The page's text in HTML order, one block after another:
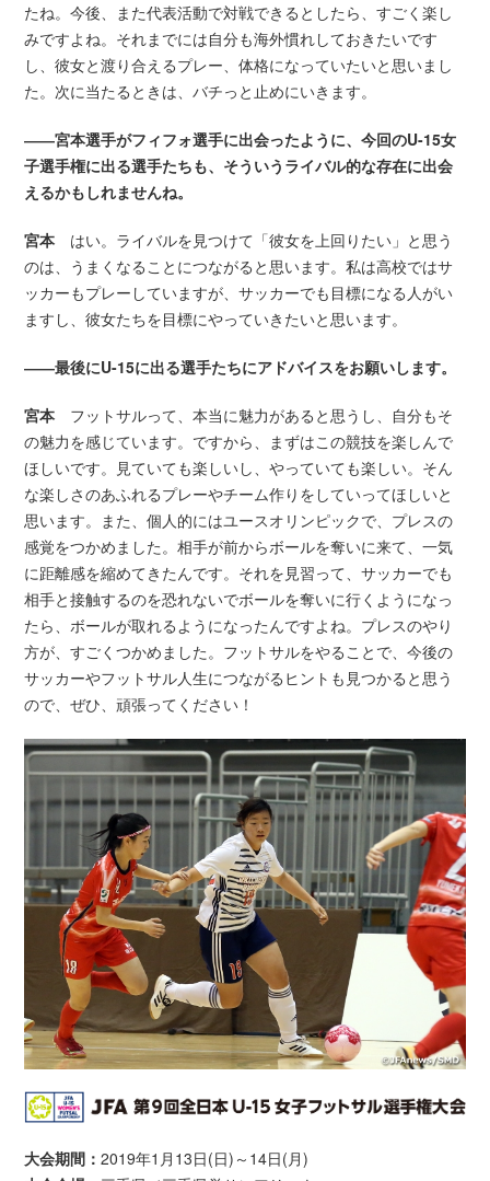
たね。今後、また代表活動で対戦できるとしたら、すごく楽し
みですよね。それまでには自分も海外慣れしておきたいです
し、彼女と渡り合えるプレー、体格になっていたいと思いまし
た。次に当たるときは、バチっと止めにいきます。
――宮本選手がフィフォ選手に出会ったように、今回のU-15女
子選手権に出る選手たちも、そういうライバル的な存在に出会
えるかもしれませんね。
宮本 はい。ライバルを見つけて「彼女を上回りたい」と思う
のは、うまくなることにつながると思います。私は高校ではサ
ッカーもプレーしていますが、サッカーでも目標になる人がい
ますし、彼女たちを目標にやっていきたいと思います。
――最後にU-15に出る選手たちにアドバイスをお願いします。
宮本 フットサルって、本当に魅力があると思うし、自分もそ
の魅力を感じています。ですから、まずはこの競技を楽しんで
ほしいです。見ていても楽しいし、やっていても楽しい。そん
な楽しさのあふれるプレーやチーム作りをしていってほしいと
思います。また、個人的にはユースオリンピックで、プレスの
感覚をつかめました。相手が前からボールを奪いに来て、一気
に距離感を縮めてきたんです。それを見習って、サッカーでも
相手と接触するのを恐れないでボールを奪いに行くようになっ
たら、ボールが取れるようになったんですよね。プレスのやり
方が、すごくつかめました。フットサルをやることで、今後の
サッカーやフットサル人生につながるヒントも見つかると思う
ので、ぜひ、頑張ってください！
大会期間：2019年1月13日(日)～14日(月)